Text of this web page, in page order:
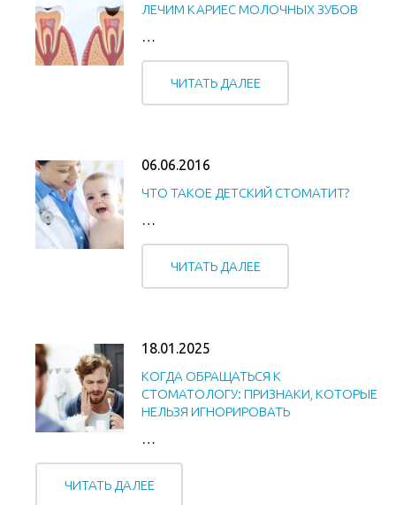
ЛЕЧИМ КАРИЕС МОЛОЧНЫХ ЗУБОВ
…
ЧИТАТЬ ДАЛЕЕ
06.06.2016
ЧТО ТАКОЕ ДЕТСКИЙ СТОМАТИТ?
…
ЧИТАТЬ ДАЛЕЕ
18.01.2025
КОГДА ОБРАЩАТЬСЯ К
СТОМАТОЛОГУ: ПРИЗНАКИ, КОТОРЫЕ
НЕЛЬЗЯ ИГНОРИРОВАТЬ
…
ЧИТАТЬ ДАЛЕЕ